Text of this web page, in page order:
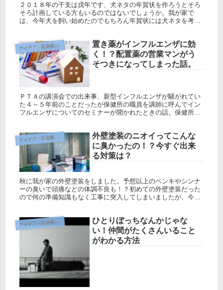
２０１８年の干支は戌年です、犬ネタの年賀状を作ろうとそろ
そろ計画している方もいるのではないでしょうか。我が家で
は、今年犬を飼い始めたのでもちろん年賀状には犬ネタを考え
アイデア・応急処置・問題解決
置き薬がインフルエンザに効
く！？配置薬の営業マンがう
そつきになってしまった話。
ＰＴＡの講演会での出来事、新型インフルエンザが騒がれてい
た４～５年前のことだったが保健所の職員を講師に呼んでイン
フルエンザについてのセミナーが開かれたときの話。保健所の
アイデア・応急処置・問題解決
外壁塗装のニオイってこんな
に臭かったの！？今すぐ出来
る対策は？
秋に我が家の外壁塗装をしました。予想以上のペンキやシンナ
ーの臭いで頭痛などの体調不良も！？初めての外壁塗装だった
ので何の準備知識もなく工事に突入してしまいましたが、今す
アイデア・応急処置・問題解決
ひとりぼっちなんかじゃな
い！仲間がたくさんいること
がわかる方法